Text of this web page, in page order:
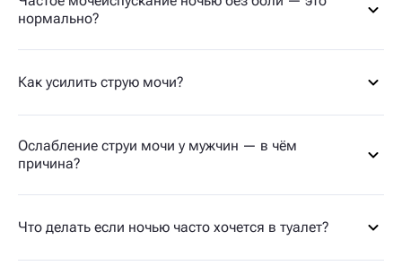
нормально?
Как усилить струю мочи?
Ослабление струи мочи у мужчин — в чём
причина?
Что делать если ночью часто хочется в туалет?